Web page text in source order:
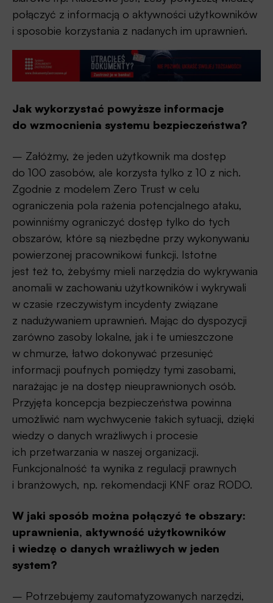
połączyć z informacją o aktywności użytkowników
i sposobie korzystania z nadanych im uprawnień.
Jak wykorzystać powyższe informacje
do wzmocnienia systemu bezpieczeństwa?
– Załóżmy, że jeden użytkownik ma dostęp
do 100 zasobów, ale korzysta tylko z 10 z nich.
Zgodnie z modelem Zero Trust w celu
ograniczenia pola rażenia potencjalnego ataku,
powinniśmy ograniczyć dostęp tylko do tych
obszarów, które są niezbędne przy wykonywaniu
powierzonej pracownikowi funkcji. Istotne
jest też to, żebyśmy mieli narzędzia do wykrywania
anomalii w zachowaniu użytkowników i wykrywali
w czasie rzeczywistym incydenty związane
z nadużywaniem uprawnień. Mając do dyspozycji
zarówno zasoby lokalne, jak i te umieszczone
w chmurze, łatwo dokonywać przesunięć
informacji poufnych pomiędzy tymi zasobami,
narażając je na dostęp nieuprawnionych osób.
Przyjęta koncepcja bezpieczeństwa powinna
umożliwić nam wychwycenie takich sytuacji, dzięki
wiedzy o danych wrażliwych i procesie
ich przetwarzania w naszej organizacji.
Funkcjonalność ta wynika z regulacji prawnych
i branżowych, np. rekomendacji KNF oraz RODO.
W jaki sposób można połączyć te obszary:
uprawnienia, aktywność użytkowników
i wiedzę o danych wrażliwych w jeden
system?
– Potrzebujemy zautomatyzowanych narzędzi,